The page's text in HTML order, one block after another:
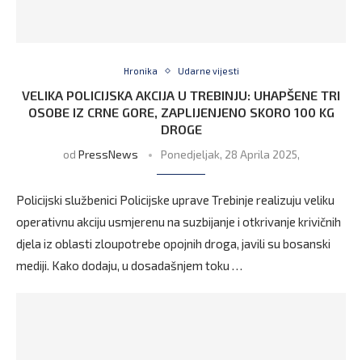
Hronika Udarne vijesti
VELIKA POLICIJSKA AKCIJA U TREBINJU: UHAPŠENE TRI
OSOBE IZ CRNE GORE, ZAPLIJENJENO SKORO 100 KG
DROGE
od PressNews Ponedjeljak, 28 Aprila 2025,
Policijski službenici Policijske uprave Trebinje realizuju veliku
operativnu akciju usmjerenu na suzbijanje i otkrivanje krivičnih
djela iz oblasti zloupotrebe opojnih droga, javili su bosanski
mediji. Kako dodaju, u dosadašnjem toku …